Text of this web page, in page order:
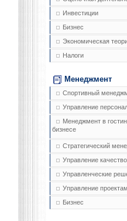
Инвестиции
Бизнес
Экономическая
Налоги
Менеджмент
Спортивный
Управление
Менеджмент в
бизнесе
Стратегический
Управление
Управленческие
Управление
Бизнес